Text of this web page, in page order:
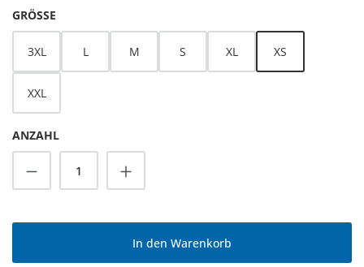
GRÖSSE
3XL L M S XL XS
XXL
ANZAHL
Produkt Anzahl: Gib den gewünschten
In den Warenkorb